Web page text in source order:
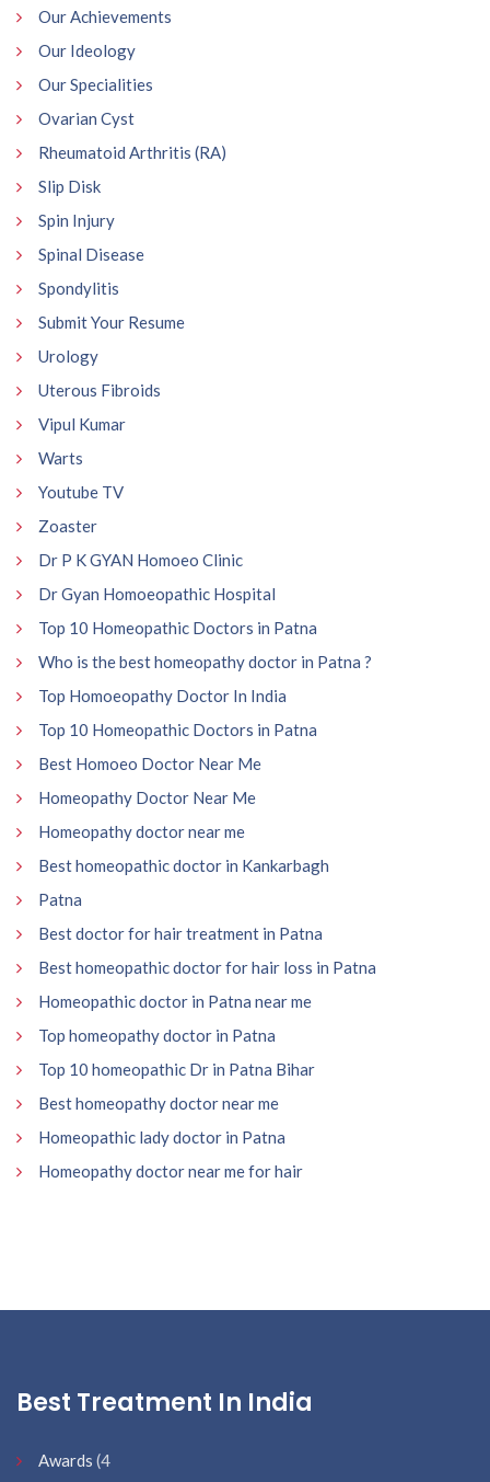
Our Achievements
Our Ideology
Our Specialities
Ovarian Cyst
Rheumatoid Arthritis (RA)
Slip Disk
Spin Injury
Spinal Disease
Spondylitis
Submit Your Resume
Urology
Uterous Fibroids
Vipul Kumar
Warts
Youtube TV
Zoaster
Dr P K GYAN Homoeo Clinic
Dr Gyan Homoeopathic Hospital
Top 10 Homeopathic Doctors in Patna
Who is the best homeopathy doctor in Patna ?
Top Homoeopathy Doctor In India
Top 10 Homeopathic Doctors in Patna
Best Homoeo Doctor Near Me
Homeopathy Doctor Near Me
Homeopathy doctor near me
Best homeopathic doctor in Kankarbagh
Patna
Best doctor for hair treatment in Patna
Best homeopathic doctor for hair loss in Patna
Homeopathic doctor in Patna near me
Top homeopathy doctor in Patna
Top 10 homeopathic Dr in Patna Bihar
Best homeopathy doctor near me
Homeopathic lady doctor in Patna
Homeopathy doctor near me for hair
Best Treatment In India
Awards (4